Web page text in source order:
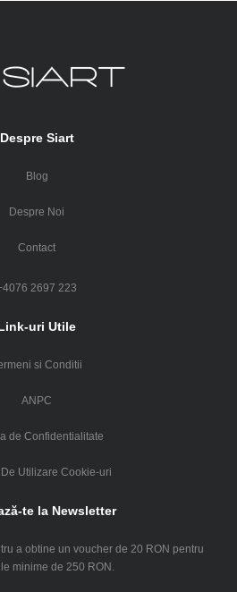
Despre Siart
Blog
Despre Noi
Contact
2697 223
uri Utile
si Conditii
ANPC
de Confidentialitate
Utilizare Cookie-uri
te la Newsletter
a obtine un voucher de 20 RON pentru
minime de 250 RON.